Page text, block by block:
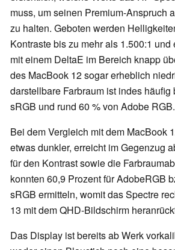
muss, um seinen Premium-Anspruch
zu halten. Geboten werden
Kontraste bis zu mehr als 1.500:1
mit einem DeltaE im Bereich knapp
des MacBook 12 sogar erheblich
darstellbare Farbraum ist indes häufig
sRGB und rund 60 % von Adobe RGB.
Bei dem Vergleich mit dem MacBook
etwas dunkler, erreicht im Gegenzug
für den Kontrast sowie die
konnten 60,9 Prozent für AdobeRGB
sRGB ermitteln, womit das Spectre
13 mit dem QHD-Bildschirm
Das Display ist bereits ab Werk